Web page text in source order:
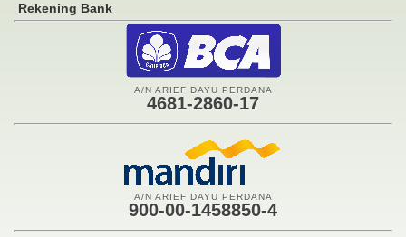
Rekening Bank
A/N ARIEF DAYU PERDANA
4681-2860-17
A/N ARIEF DAYU PERDANA
900-00-1458850-4